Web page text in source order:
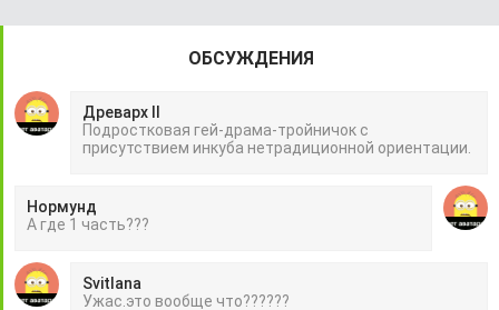
ОБСУЖДЕНИЯ
Древарх II
Подростковая гей-драма-тройничок с
присутствием инкуба нетрадиционной ориентации.
Нормунд
А где 1 часть???
Svitlana
Ужас.это вообще что??????